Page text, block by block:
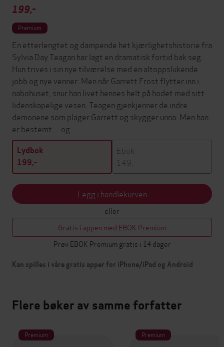
199,-
Premium
En etterlengtet og dampende het kjærlighetshistorie fra
Sylvia Day Teagan har lagt en dramatisk fortid bak seg.
Hun trives i sin nye tilværelse med en altoppslukende
jobb og nye venner. Men når Garrett Frost flytter inn i
nabohuset, snur han livet hennes helt på hodet med sitt
lidenskapelige vesen. Teagen gjenkjenner de indre
demonene som plager Garrett og skygger unna. Men han
er bestemt ... og…
Lydbok
199,-
Ebok
149,-
Legg i handlekurven
eller
Gratis i appen med EBOK Premium
Prøv EBOK Premium gratis i 14 dager
Kan spilles i våre gratis apper for iPhone/iPad og Android
Flere bøker av samme forfatter
Premium Premium